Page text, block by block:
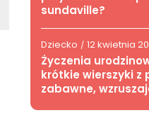
sundaville?
Dziecko / 12 kwietnia
Życzenia
krótkie wierszyki z
zabawne,